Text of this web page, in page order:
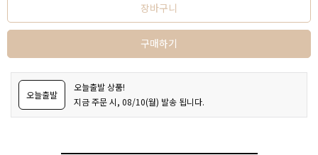
장바구니
구매하기
오늘출발
오늘출발 상품!
지금 주문 시, 08/10(월) 발송 됩니다.